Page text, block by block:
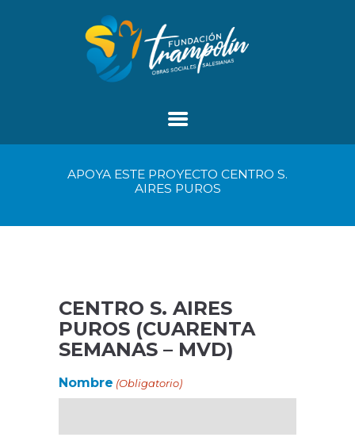
APOYA ESTE PROYECTO CENTRO S.
AIRES PUROS
CENTRO S. AIRES
PUROS (CUARENTA
SEMANAS – MVD)
Nombre (Obligatorio)